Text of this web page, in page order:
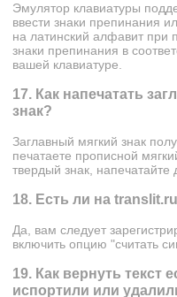
Эмулятор клавиатуры
ввести знаки препинания
на латинский алфавит
знаки препинания в
вашей клавиатуре.
17. Как напечатать
знак?
Заглавный мягкий знак
печатаете прописной
твердый знак,
18. Есть ли на
Да, вам следует
включить опцию "считать
19. Как вернуть текст
испортили или